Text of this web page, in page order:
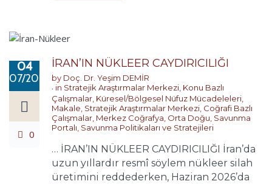
04
07/2026
0
İRAN’IN NÜKLEER CAYDIRICILIĞI
by Doç. Dr. Yeşim DEMİR
in Stratejik Araştırmalar Merkezi Konu Bazlı
Çalışmalar Küresel/Bölgesel Nüfuz Mücadeleleri
Makale Stratejik Araştırmalar Merkezi Coğrafi Bazlı
Çalışmalar Merkez Coğrafya Orta Doğu Savunma
Portalı Savunma Politikaları ve Stratejileri
… İRAN’IN NÜKLEER CAYDIRICILIĞI İran’da
uzun yıllardır resmî söylem nükleer silah
üretimini reddederken, Haziran 2026’da